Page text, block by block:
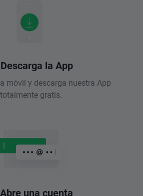
la App
móvil y descarga nuestra App
totalmente gratis.
una cuenta